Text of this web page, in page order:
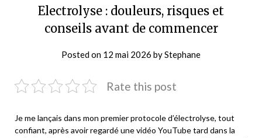
Electrolyse : douleurs, risques et
conseils avant de commencer
Posted on 12 mai 2026 byStephane
Rate this post
Je me lançais dans mon premier protocole d’électrolyse, tout
confiant, après avoir regardé une vidéo YouTube tard dans la